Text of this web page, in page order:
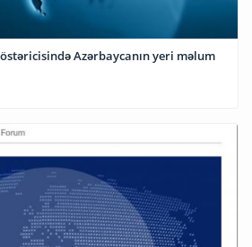
Azərbaycanın yeri məlum